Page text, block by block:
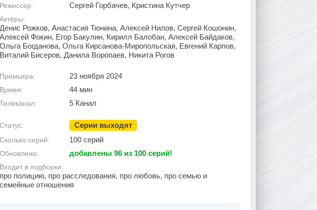
Режиссер: Сергей Горбачев, Кристина Кутчер
Актёры:
Денис Рожков, Анастасия Тюнина, Алексей Нилов, Сергей Кошонин,
Алексей Фокин, Егор Бакулин, Кирилл Балобан, Алексей Байдаков,
Ольга Богданова, Ольга Кирсанова-Миропольская, Евгений Карпов,
Виталий Бисеров, Данила Воропаев, Никита Рогов
Премьера: 23 ноября 2024
Время: 44 мин
Телеканал: 5 Канал
Статус: Серии выходят
Сколько серий: 100 серий
Обновлено: добавлены 96 из 100 серий!
Входит в подборки:
про полицию, про расследования, про любовь, про семью и
семейные отношения